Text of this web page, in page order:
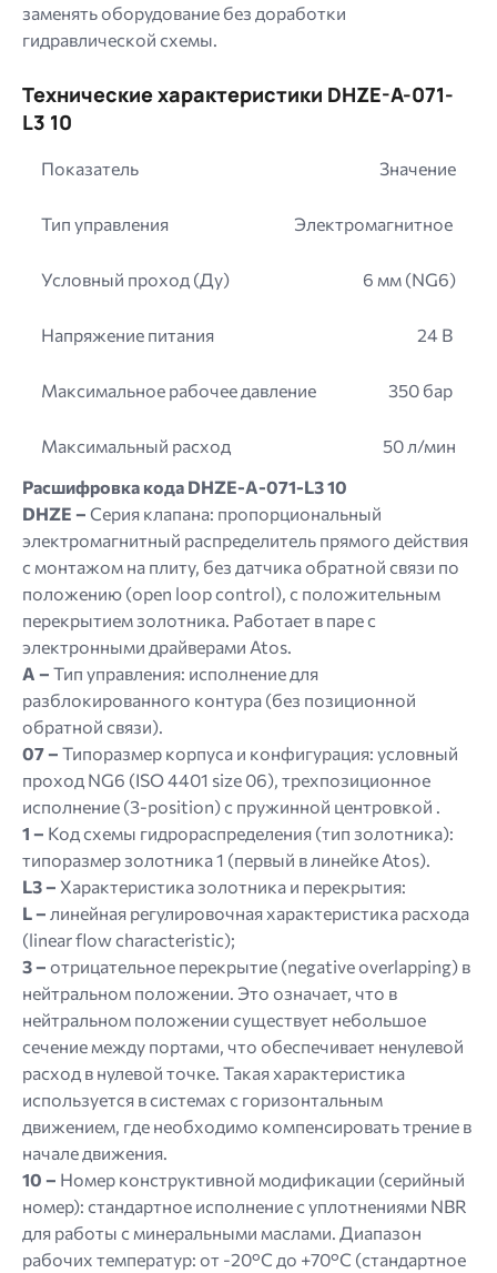
заменять оборудование без доработки
гидравлической схемы.
Технические характеристики DHZE-A-071-
L3 10
Показатель Значение
Тип управления Электромагнитное
Условный проход (Ду) 6 мм (NG6)
Напряжение питания 24 В
Максимальное рабочее давление 350 бар
Максимальный расход
50 л/мин
Расшифровка кода DHZE-A-071-L3 10
DHZE – Серия клапана: пропорциональный
электромагнитный распределитель прямого действия
с монтажом на плиту, без датчика обратной связи по
положению (open loop control), с положительным
перекрытием золотника. Работает в паре с
электронными драйверами Atos.
A – Тип управления: исполнение для
разблокированного контура (без позиционной
обратной связи).
07 – Типоразмер корпуса и конфигурация: условный
проход NG6 (ISO 4401 size 06), трехпозиционное
исполнение (3-position) с пружинной центровкой .
1 – Код схемы гидрораспределения (тип золотника):
типоразмер золотника 1 (первый в линейке Atos).
L3 – Характеристика золотника и перекрытия:
L – линейная регулировочная характеристика расхода
(linear flow characteristic);
3 – отрицательное перекрытие (negative overlapping) в
нейтральном положении. Это означает, что в
нейтральном положении существует небольшое
сечение между портами, что обеспечивает ненулевой
расход в нулевой точке. Такая характеристика
используется в системах с горизонтальным
движением, где необходимо компенсировать трение в
начале движения.
10 – Номер конструктивной модификации (серийный
номер): стандартное исполнение с уплотнениями NBR
для работы с минеральными маслами. Диапазон
рабочих температур: от -20°C до +70°C (стандартное